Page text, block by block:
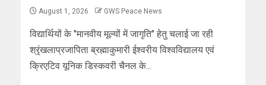
August 1, 2026 GWS Peace News
विद्यार्थियों के "मानवीय मूल्यों में जागृति" हेतु चलाई जा रही
श्रृंखलाप्रजापिता ब्रह्माकुमारी ईश्वरीय विश्वविद्यालय एवं
क्रिएटिव यूनिक डिस्कवरी चैनल के...